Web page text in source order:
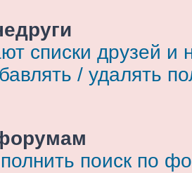
списки друзей и
/ удалять
поиск по